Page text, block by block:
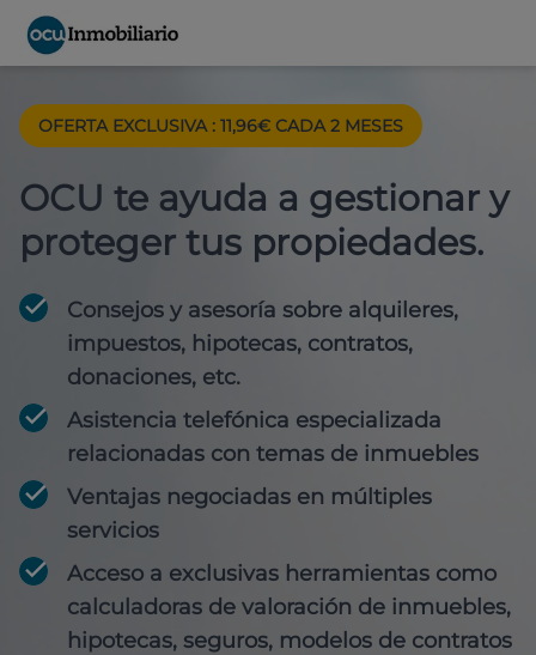
OFERTA EXCLUSIVA : 11,96€ CADA 2 MESES
OCU te ayuda a gestionar y
proteger tus propiedades.
Consejos y asesoría sobre alquileres,
impuestos, hipotecas, contratos,
donaciones, etc.
Asistencia telefónica especializada
relacionadas con temas de inmuebles
Ventajas negociadas en múltiples
servicios
Acceso a exclusivas herramientas como
calculadoras de valoración de inmuebles,
hipotecas, seguros, modelos de contratos